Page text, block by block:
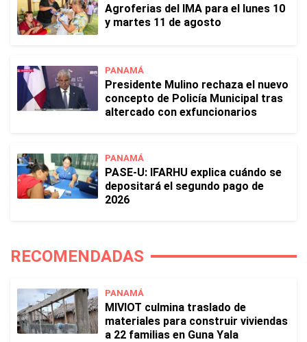
Agroferias del IMA para el lunes 10
y martes 11 de agosto
PANAMÁ
Presidente Mulino rechaza el nuevo
concepto de Policía Municipal tras
altercado con exfuncionarios
PANAMÁ
PASE-U: IFARHU explica cuándo se
depositará el segundo pago de
2026
RECOMENDADAS
PANAMÁ
MIVIOT culmina traslado de
materiales para construir viviendas
a 22 familias en Guna Yala